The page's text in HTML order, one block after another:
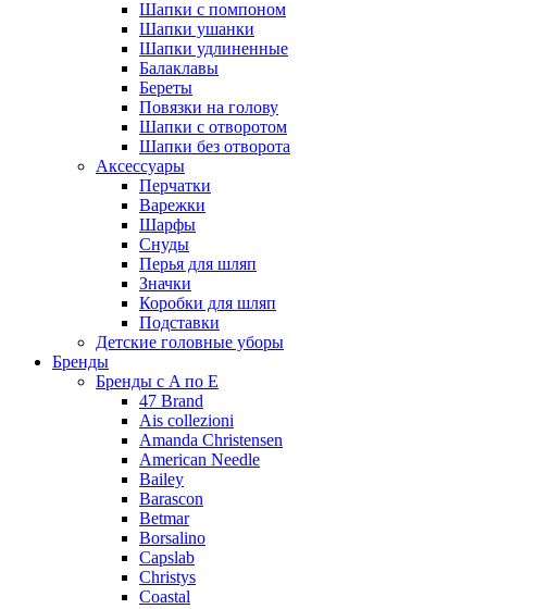
Шапки с помпоном
Шапки ушанки
Шапки удлиненные
Балаклавы
Береты
Повязки на голову
Шапки с отворотом
Шапки без отворота
Аксессуары
Перчатки
Варежки
Шарфы
Снуды
Перья для шляп
Значки
Коробки для шляп
Подставки
Детские головные уборы
Бренды
Бренды с A по E
47 Brand
Ais collezioni
Amanda Christensen
American Needle
Bailey
Barascon
Betmar
Borsalino
Capslab
Christys
Coastal